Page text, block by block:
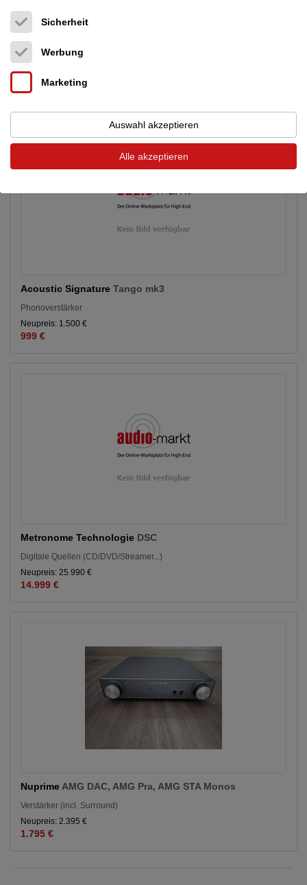
TimeTable
Möbel, Stands, Spikes, Raumakustik...
799 €
Acoustic Signature Tango mk3
Phonoverstärker
Neupreis: 1.500 €
999 €
Metronome Technologie DSC
Digitale Quellen (CD/DVD/Streamer...)
Neupreis: 25.990 €
14.999 €
NuprimeAMG DAC, AMG Pra, AMG STA Monos
Verstärker (incl. Surround)
Neupreis: 2.395 €
1.795 €
Sicherheit
Werbung
Marketing
Auswahl akzeptieren
Alle akzeptieren